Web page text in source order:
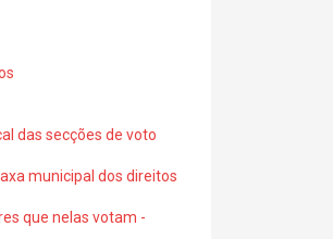
das secções de voto
municipal dos direitos
que nelas votam -